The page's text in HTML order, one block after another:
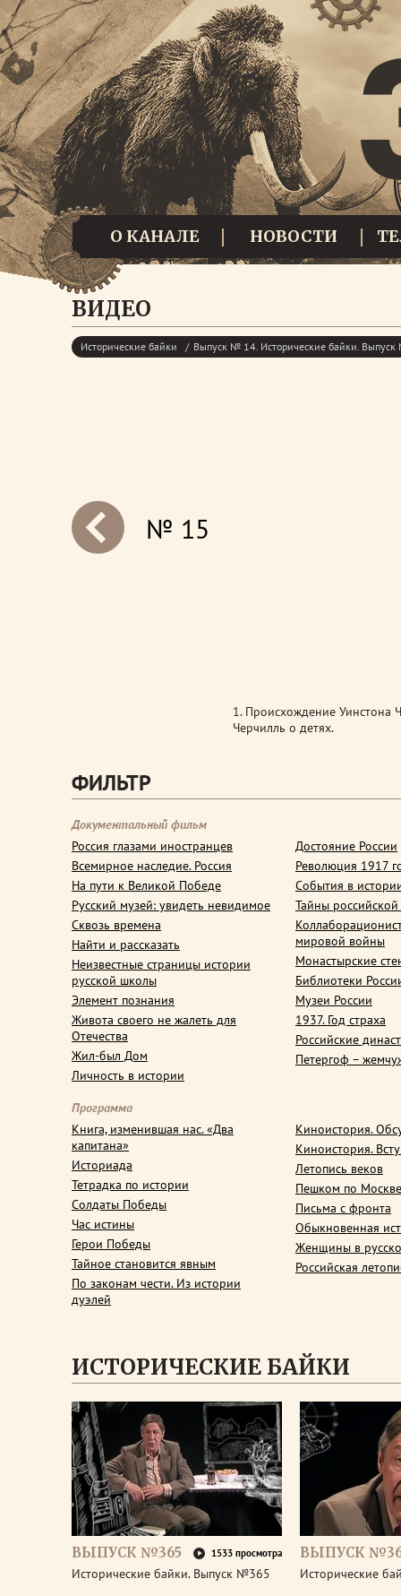
О КАНАЛЕ НОВОСТИ
ВИДЕО
Исторические байки Выпуск № 14. Исторические байки.
№ 15
1. Происхождение Уинстона
Черчилль о детях.
ФИЛЬТР
Документальный фильм
Россия глазами иностранцев
Всемирное наследие. Россия
На пути к Великой Победе
Русский музей: увидеть невидимое
Сквозь времена
Найти и рассказать
Неизвестные страницы истории
русской школы
Элемент познания
Живота своего не жалеть для
Отечества
Жил-был Дом
Личность в истории
Достояние России
Революция 1917
События в
Тайны
мировой войны
Монастырские
Библиотеки
Музеи России
1937. Год страха
Российские
Петергоф –
Программа
Книга, изменившая нас. «Два
капитана»
Историада
Тетрадка по истории
Солдаты Победы
Час истины
Герои Победы
Тайное становится явным
По законам чести. Из истории
дуэлей
Киноистория.
Киноистория.
Летопись веков
Пешком по Москве
Письма с фронта
Обыкновенная
Женщины в
Российская
ИСТОРИЧЕСКИЕ БАЙКИ
ВЫПУСК №365 1533 просмотра
Исторические байки. Выпуск №365
ВЫПУСК
Исторические